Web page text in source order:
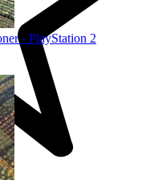
- PlayStation 2